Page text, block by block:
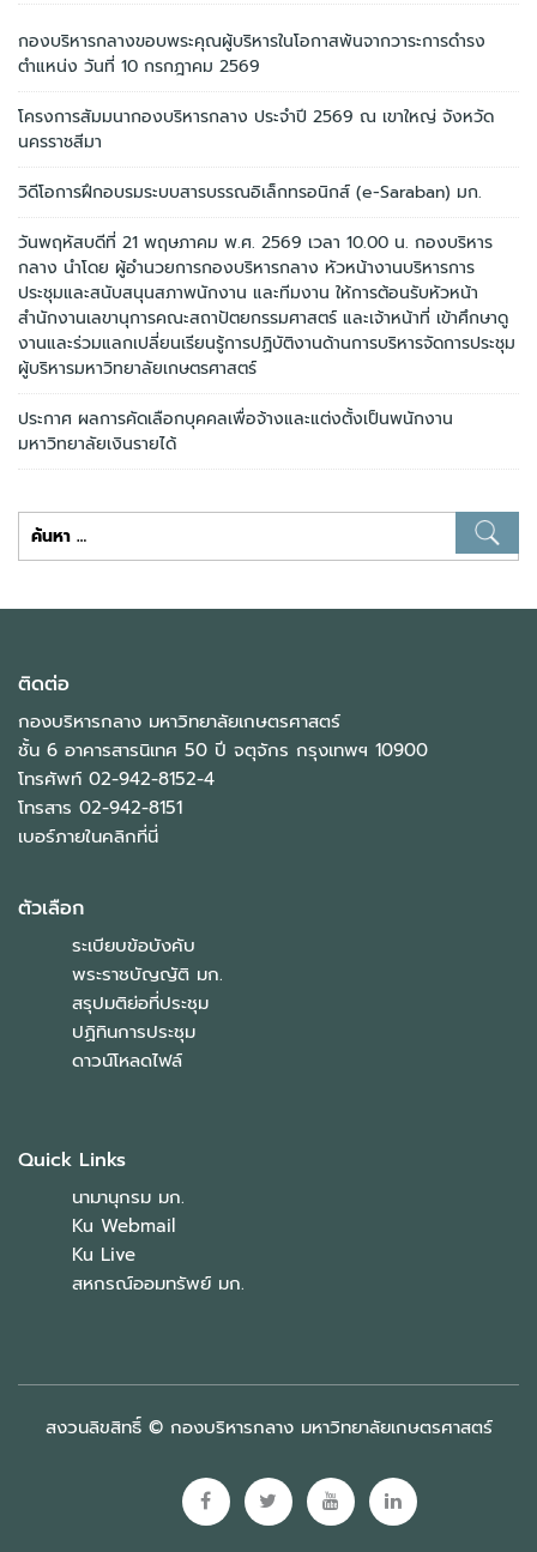
กองบริหารกลางขอบพระคุณผู้บริหารในโอกาสพ้นจากวาระการดำรง
ตำแหน่ง วันที่ 10 กรกฎาคม 2569
โครงการสัมมนากองบริหารกลาง ประจำปี 2569 ณ เขาใหญ่ จังหวัด
นครราชสีมา
วิดีโอการฝึกอบรมระบบสารบรรณอิเล็กทรอนิกส์ (e-Saraban) มก.
วันพฤหัสบดีที่ 21 พฤษภาคม พ.ศ. 2569 เวลา 10.00 น. กองบริหาร
กลาง นำโดย ผู้อำนวยการกองบริหารกลาง หัวหน้างานบริหารการ
ประชุมและสนับสนุนสภาพนักงาน และทีมงาน ให้การต้อนรับหัวหน้า
สำนักงานเลขานุการคณะสถาปัตยกรรมศาสตร์ และเจ้าหน้าที่ เข้าศึกษาดู
งานและร่วมแลกเปลี่ยนเรียนรู้การปฏิบัติงานด้านการบริหารจัดการประชุม
ผู้บริหารมหาวิทยาลัยเกษตรศาสตร์
ประกาศ ผลการคัดเลือกบุคคลเพื่อจ้างและแต่งตั้งเป็นพนักงาน
มหาวิทยาลัยเงินรายได้
ค้นหา
สำหรับ:
ติดต่อ
กองบริหารกลาง มหาวิทยาลัยเกษตรศาสตร์
ชั้น 6 อาคารสารนิเทศ 50 ปี จตุจักร กรุงเทพฯ 10900
โทรศัพท์ 02-942-8152-4
โทรสาร 02-942-8151
เบอร์ภายในคลิกที่นี่
ตัวเลือก
ระเบียบข้อบังคับ
พระราชบัญญัติ มก.
สรุปมติย่อที่ประชุม
ปฏิทินการประชุม
ดาวน์โหลดไฟล์
Quick Links
นามานุกรม มก.
Ku Webmail
Ku Live
สหกรณ์ออมทรัพย์ มก.
สงวนลิขสิทธิ์ © กองบริหารกลาง มหาวิทยาลัยเกษตรศาสตร์